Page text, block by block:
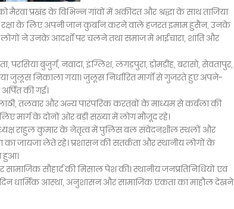
मैरवा प्रखंड के विभिन्न गांवों में अकीदत और श्रद्धा के साथ ताजिया
के लिए अपनी जान कुर्बान करने वाले हजरत इमाम हुसैन, उनके
ने उनके आदर्शों पर चलने तथा समाज में भाईचारा, शांति और
बुजुर्ग, नवादा, इंग्लिश, लंगड़पुरा, डोमडीह, बरासो, सेवतापुर,
जुलूस निकाला गया। जुलूस निर्धारित मार्गों से गुजरते हुए अपने-
की गई।
तलवार और अन्य पारंपरिक करतबों के माध्यम से कर्बला की
मार्ग के दोनों ओर बड़ी संख्या में लोग मौजूद रहे।
राहुल कुमार के नेतृत्व में पुलिस बल संवेदनशील स्थलों और
का जायजा लेते रहे। प्रशासन की सतर्कता और स्थानीय लोगों के
हुआ।
सौहार्द की मिसाल पेश की। स्थानीय जनप्रतिनिधियों एवं
धार्मिक आस्था, अनुशासन और सामाजिक एकता का माहौल देखने